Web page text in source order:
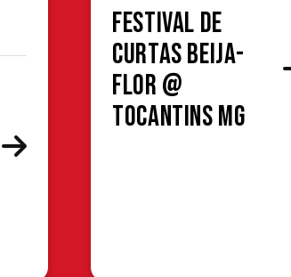
Festival de
Curtas Beija-
Flor @
Tocantins MG